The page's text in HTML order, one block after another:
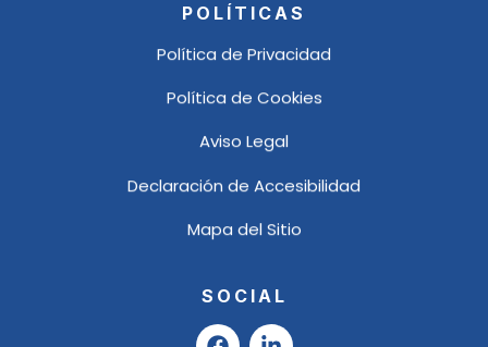
POLÍTICAS
Política de Privacidad
Política de Cookies
Aviso Legal
Declaración de Accesibilidad
Mapa del Sitio
SOCIAL
F
L